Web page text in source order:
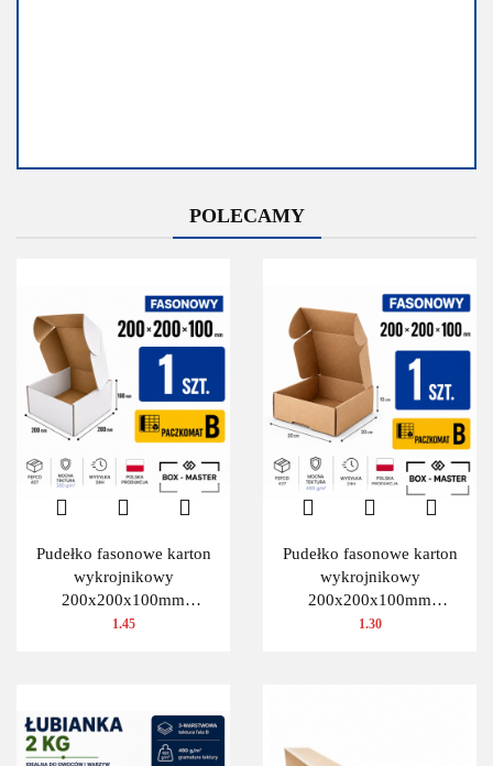
Dostępność
Średnia
Do końca promocji
pozostało
Dostępność
promocji
pozostało
POLECAMY
Pudełko fasonowe karton
wykrojnikowy
200x200x100mm
(wymiary wewnętrzne) 1
1.45
Pudełko fasonowe karton
wykrojnikowy
200x200x100mm
(wymiary wewnętrzne) 1
1.30